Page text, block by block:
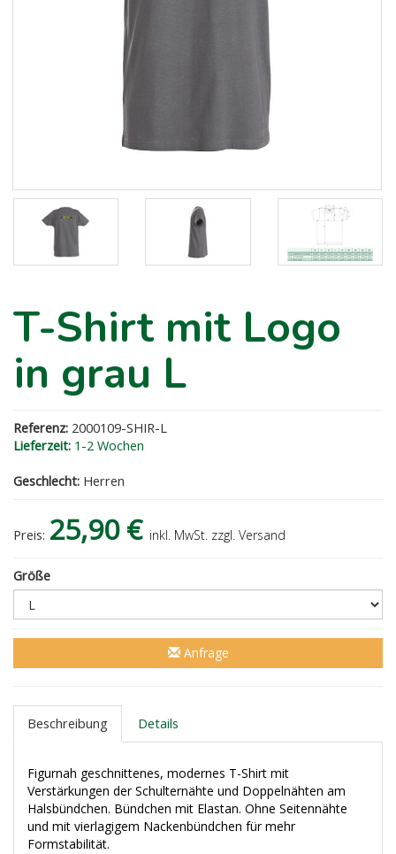
T-Shirt mit Logo
in grau L
Referenz: 2000109-SHIR-L
Lieferzeit: 1-2 Wochen
Geschlecht: Herren
Preis: 25,90 € inkl. MwSt. zzgl. Versand
Größe
Anfrage
Beschreibung Details
Figurnah geschnittenes, modernes T-Shirt mit
Verstärkungen der Schulternähte und Doppelnähten am
Halsbündchen. Bündchen mit Elastan. Ohne Seitennähte
und mit vierlagigem Nackenbündchen für mehr
Formstabilität.